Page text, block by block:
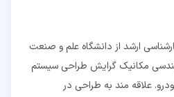
ارشد از دانشگاه علم و صنعت
مکانیک گرایش طراحی سیستم
علاقه مند به طراحی در